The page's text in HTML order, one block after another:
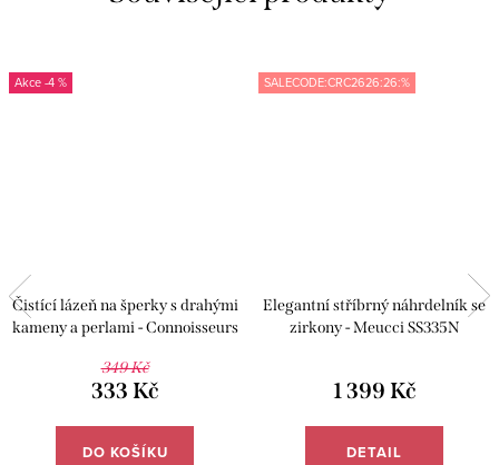
-4 %
Čistící lázeň na šperky s drahými
kameny a perlami - Connoisseurs
349 Kč
333 Kč
DO KOŠÍKU
SALECODE:CRC2626:26:%
Elegantní stříbrný náhrdelník se
zirkony - Meucci SS335N
1 399 Kč
DETAIL